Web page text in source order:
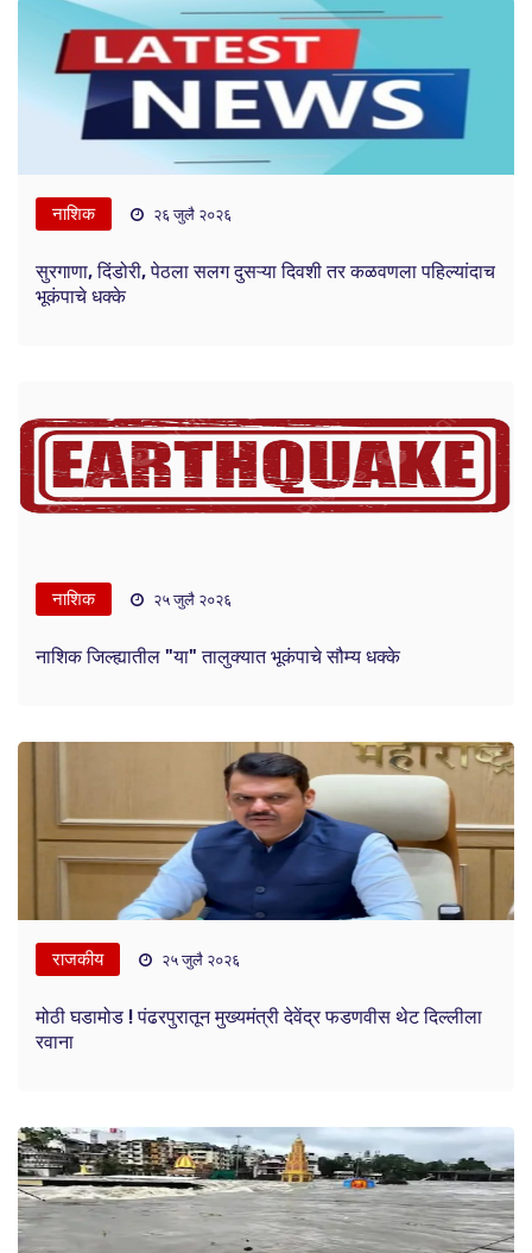
नाशिक २६ जुलै २०२६
सुरगाणा, दिंडोरी, पेठला सलग दुसऱ्या दिवशी तर कळवणला पहिल्यांदाच
भूकंपाचे धक्के
नाशिक २५ जुलै २०२६
नाशिक जिल्ह्यातील "या" तालुक्यात भूकंपाचे सौम्य धक्के
राजकीय २५ जुलै २०२६
मोठी घडामोड ! पंढरपुरातून मुख्यमंत्री देवेंद्र फडणवीस थेट दिल्लीला
रवाना